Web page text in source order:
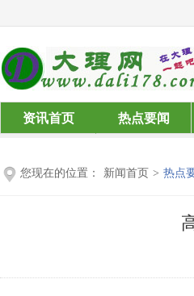
资讯首页 热点要闻
您现在的位置： 新闻首页 > 热点